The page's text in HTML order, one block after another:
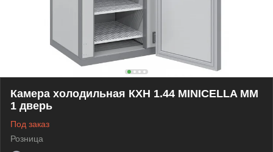
Камера холодильная КХН 1.44 MINICELLA MM
1 дверь
Под заказ
Розница